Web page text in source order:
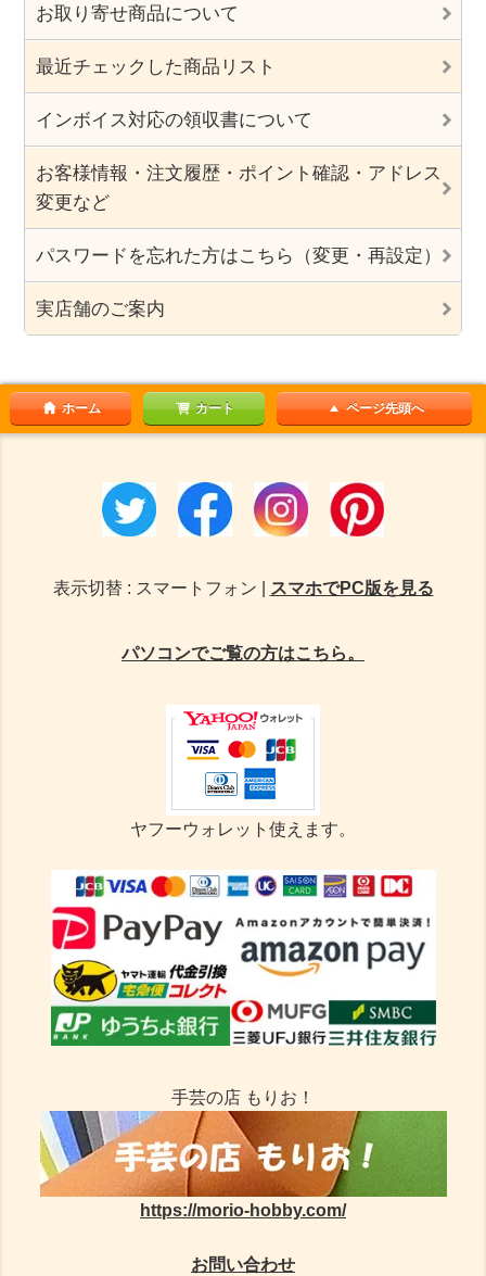
お取り寄せ商品について
最近チェックした商品リスト
インボイス対応の領収書について
お客様情報・注文履歴・ポイント確認・アドレス
変更など
パスワードを忘れた方はこちら（変更・再設定）
実店舗のご案内
ホーム カート ページ先頭へ
表示切替 : スマートフォン | スマホでPC版を見る
パソコンでご覧の方はこちら。
ヤフーウォレット使えます。
手芸の店 もりお！
https://morio-hobby.com/
お問い合わせ